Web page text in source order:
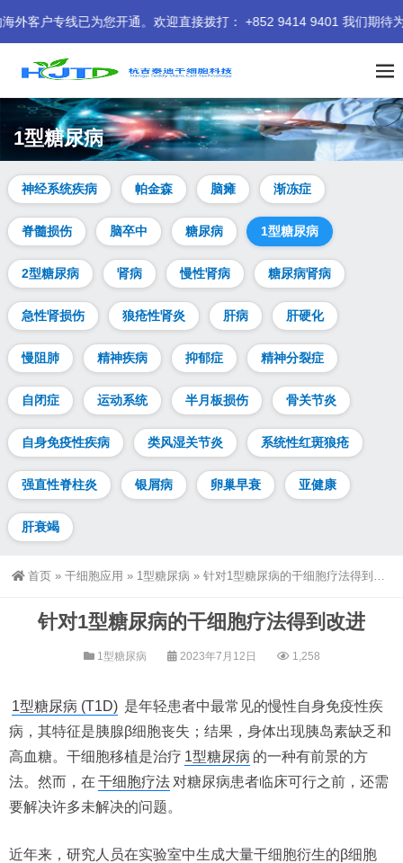
户专线已为您开通。欢迎直接拨打： +852 9414 9401 我们期待为您
1型糖尿病
神经系统疾病 帕金森 脑瘫 渐冻症
脊髓损伤 脑卒中 糖尿病 1型糖尿病
2型糖尿病 肾病 慢性肾病 糖尿病肾病
急性肾损伤 狼疮性肾炎 肝病 肝硬化
慢阻肺 精神疾病 抑郁症 精神分裂症
自闭症 运动系统 半月板损伤 骨关节炎
自身免疫性疾病 类风湿关节炎 系统性红斑狼疮
强直性脊柱炎 银屑病 卵巢早衰 亚健康
肝衰竭
首页 » 干细胞应用 » 1型糖尿病 » 针对1型糖尿病的干细胞疗法得到改进
针对1型糖尿病的干细胞疗法得到改进
1型糖尿病 2023年7月12日 1,258
1型糖尿病 (T1D) 是年轻患者中最常见的慢性自身免疫性疾
病，其特征是胰腺β细胞丧失；结果，身体出现胰岛素缺乏和
高血糖。干细胞移植是治疗 1型糖尿病 的一种有前景的方
法。然而，在 干细胞疗法 对糖尿病患者临床可行之前，还需
要解决许多未解决的问题。
近年来，研究人员在实验室中生成大量干细胞衍生的β细胞